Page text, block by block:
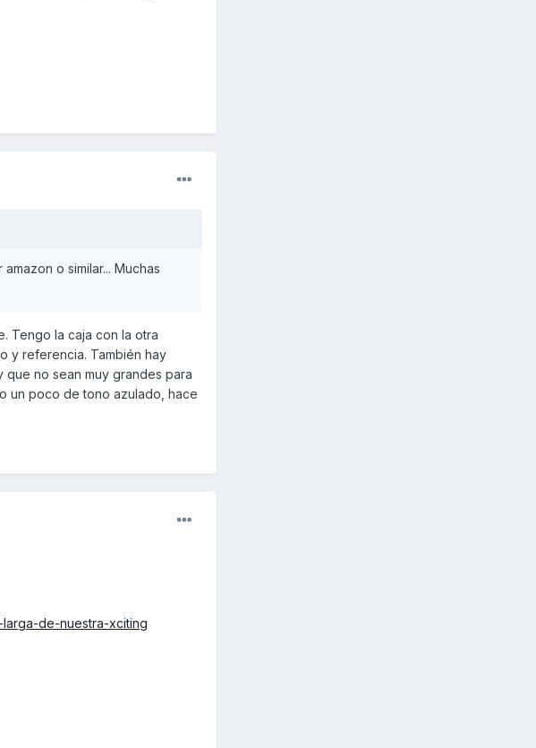
o similar... Muchas
Tengo la caja con la otra
y referencia. También hay
no sean muy grandes para
un poco de tono azulado, hace
de-nuestra-xciting